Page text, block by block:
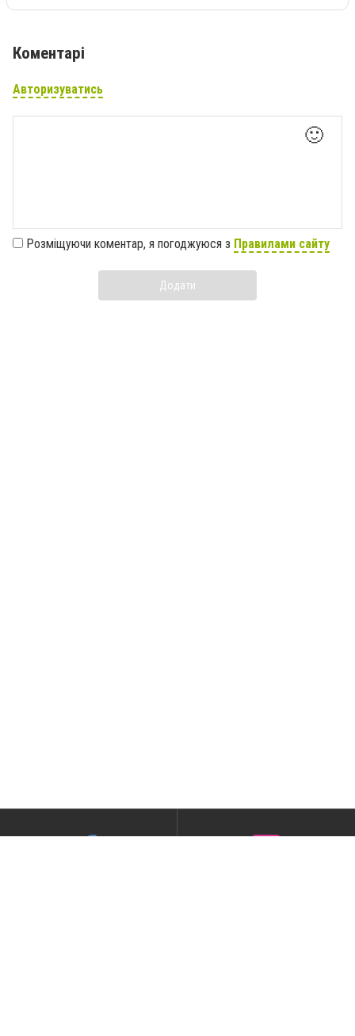
Коментарі
Авторизуватись
🙂
Розміщуючи коментар, я погоджуюся з Правилами сайту
Додати